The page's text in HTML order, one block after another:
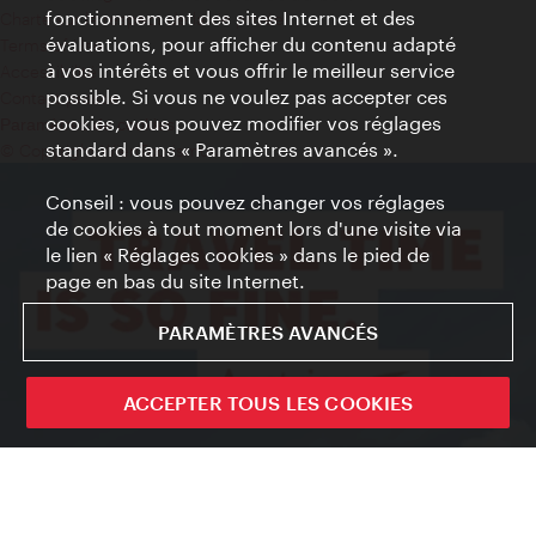
Charte sur le respect de la vie privée
Terms of Use
Accessibilité
Contact presse
Paramètres de cookies
© Copyright WienTourismus
fonctionnement des sites Internet et des
évaluations, pour afficher du contenu adapté
à vos intérêts et vous offrir le meilleur service
possible. Si vous ne voulez pas accepter ces
cookies, vous pouvez modifier vos réglages
standard dans « Paramètres avancés ».
Conseil : vous pouvez changer vos réglages
de cookies à tout moment lors d'une visite via
le lien « Réglages cookies » dans le pied de
page en bas du site Internet.
PARAMÈTRES AVANCÉS
ACCEPTER TOUS LES COOKIES